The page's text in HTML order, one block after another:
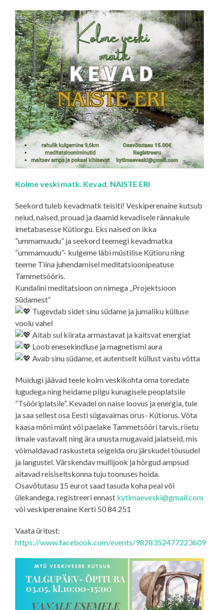
Kolme veski matk. Kevad. NAISTE ERI
Seekord tuleb kevadmatk teisiti! Veskiperenaine kutsub
neiud, naised, prouad ja daamid kevadisele rännakule
imetabasesse Kütiorgu. Eks naised on ikka
“ummamuudu” ja seekord teemegi kevadmatka
“ummamuudu”- kulgeme läbi müstilise Kütioru ning
teeme Tiina juhendamisel meditatsioonipeatuse
Tammetsõõris.
Kundalini meditatsioon on nimega „Projektsioon
Südamest“
Tugevdab sidet sinu südame ja jumaliku külluse
voolu vahel
Aitab sul kiirata armastavat ja kaitsvat energiat
Loob enesekindluse ja magnetismi aura
Avab sinu südame, et autentselt küllust vastu võtta
Muidugi jäävad teele kolm veskikohta oma toredate
lugudega ning heidame pilgu kunagisele peoplatsile
“Tsõõriplatsile”. Kevadel on naise loovus ja energia, tule
ja saa sellest osa Eesti sügavaimas orus- Kütiorus. Võta
kaasa mõni münt või paelake Tammetsõõri tarvis, riietu
ilmale vastavalt ning ära unusta mugavaid jalatseid, mis
võimaldavad raskusteta seigelda oru järskudel tõusudel
ja langustel. Värskendav mullijook ja hõrgud ampsud
aitavad reisiseltskonna tuju toonuses hoida.
Osavõtutasu 15 eurot saad tasuda koha peal või
ülekandega, registreeri ennast kytimaeveski@gmail.com
või veskiperenaine Kerti 50 84 251
Vaata üritust:
https://www.facebook.com/events/9828352477223609